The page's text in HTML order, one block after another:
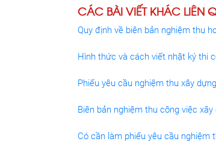
CÁC BÀI VIẾT KHÁC LIÊN
Quy định về biên bản nghiệm thu
Hình thức và cách viết nhật ký thi
Phiếu yêu cầu nghiệm thu xây
Biên bản nghiệm thu công việc
Có cần làm phiếu yêu cầu nghiệm